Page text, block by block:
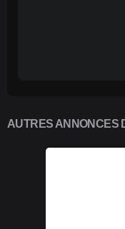
AUTRES ANNONCES